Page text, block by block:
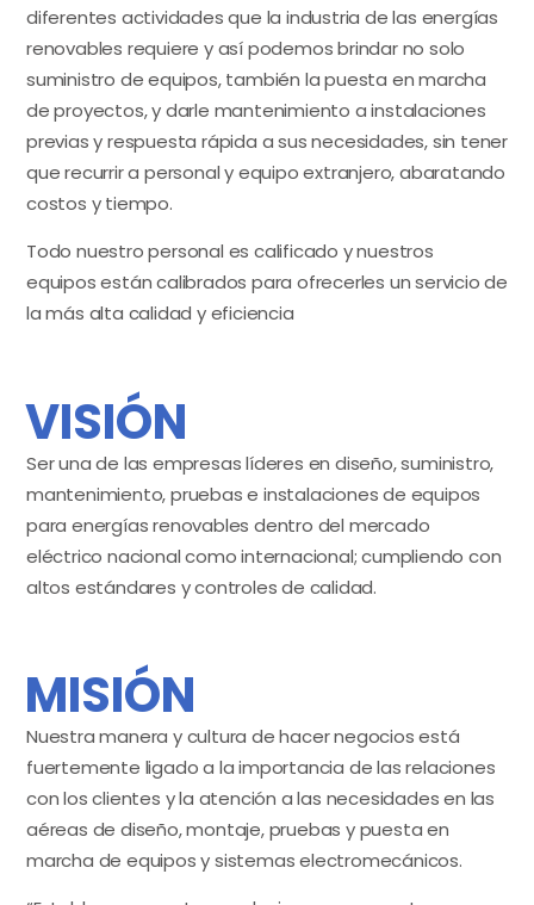
diferentes actividades que la industria de las energías
renovables requiere y así podemos brindar no solo
suministro de equipos, también la puesta en marcha
de proyectos, y darle mantenimiento a instalaciones
previas y respuesta rápida a sus necesidades, sin tener
que recurrir a personal y equipo extranjero, abaratando
costos y tiempo.
Todo nuestro personal es calificado y nuestros
equipos están calibrados para ofrecerles un servicio de
la más alta calidad y eficiencia
VISIÓN
Ser una de las empresas líderes en diseño, suministro,
mantenimiento, pruebas e instalaciones de equipos
para energías renovables dentro del mercado
eléctrico nacional como internacional; cumpliendo con
altos estándares y controles de calidad.
MISIÓN
Nuestra manera y cultura de hacer negocios está
fuertemente ligado a la importancia de las relaciones
con los clientes y la atención a las necesidades en las
aéreas de diseño, montaje, pruebas y puesta en
marcha de equipos y sistemas electromecánicos.